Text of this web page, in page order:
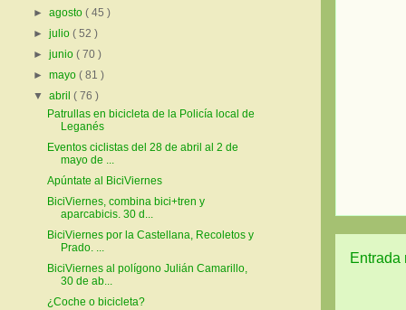
Entrada
►agosto( 45 )
►julio( 52 )
►junio( 70 )
►mayo( 81 )
▼abril( 76 )
Patrullas en bicicleta de la Policía local de
Leganés
Eventos ciclistas del 28 de abril al 2 de
mayo de ...
Apúntate al BiciViernes
BiciViernes, combina bici+tren y
aparcabicis. 30 d...
BiciViernes por la Castellana, Recoletos y
Prado. ...
BiciViernes al polígono Julián Camarillo,
30 de ab...
¿Coche o bicicleta?